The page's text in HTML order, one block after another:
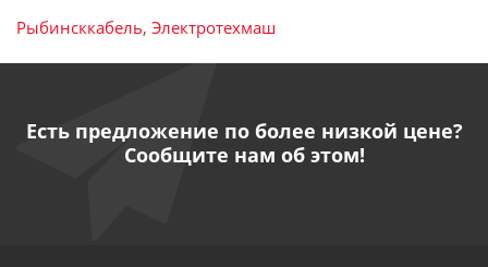
Рыбинсккабель, Электротехмаш
Есть предложение по более низкой цене?
Сообщите нам об этом!